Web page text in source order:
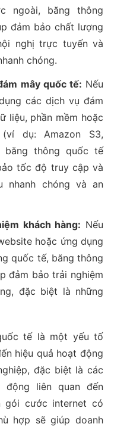
ngoài, băng thông
đảm bảo chất lượng
nghị trực tuyến và
chóng.
mây quốc tế: Nếu
các dịch vụ đám
liệu, phần mềm hoặc
dụ: Amazon S3,
băng thông quốc tế
tốc độ truy cập và
nhanh chóng và an
khách hàng: Nếu
hoặc ứng dụng
quốc tế, băng thông
đảm bảo trải nghiệm
đặc biệt là những
tế là một yếu tố
hiệu quả hoạt động
đặc biệt là các
động liên quan đến
gói cước internet có
hợp sẽ giúp doanh